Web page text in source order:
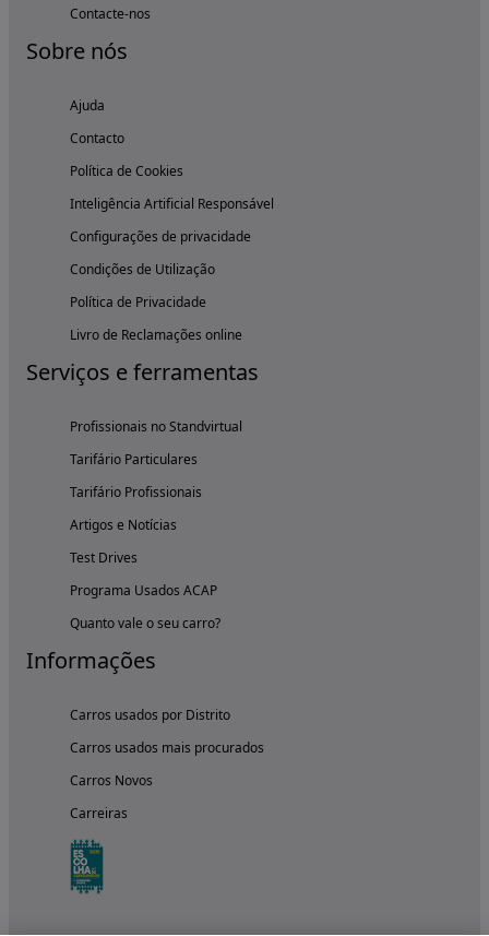
Contacte-nos
Sobre nós
Ajuda
Contacto
Política de Cookies
Inteligência Artificial Responsável
Configurações de privacidade
Condições de Utilização
Política de Privacidade
Livro de Reclamações online
Serviços e ferramentas
Profissionais no Standvirtual
Tarifário Particulares
Tarifário Profissionais
Artigos e Notícias
Test Drives
Programa Usados ACAP
Quanto vale o seu carro?
Informações
Carros usados por Distrito
Carros usados mais procurados
Carros Novos
Carreiras